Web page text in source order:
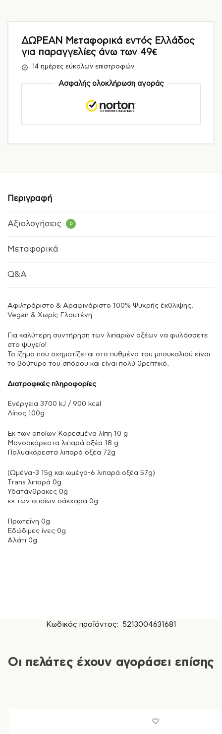
ΔΩΡΕΑΝ Μεταφορικά εντός Ελλάδος
για παραγγελίες άνω των 49€
14 ημέρες εύκολων επιστροφών
Ασφαλής ολοκλήρωση αγοράς
Περιγραφή
Αξιολογήσεις 0
Μεταφορικά
Q&A
Αφιλτράριστο & Aραφινάριστο 100% Ψυχρής έκθλιψης,
Vegan & Χωρίς Γλουτένη
Για καλύτερη συντήρηση των λιπαρών οξέων να φυλάσσετε
στο ψυγείο!
Το ίζημα που σχηματίζεται στο πυθμένα του μπουκαλιού είναι
το βούτυρο του σπόρου και είναι πολύ θρεπτικό.
Διατροφικές πληροφορίες
Ενέργεια 3700 kJ / 900 kcal
Λίπος 100g
Εκ των οποίων Κορεσμένα λίπη 10 g
Μονοακόρεστα λιπαρά οξέα 18 g
Πολυακόρεστα λιπαρά οξέα 72g
(Ωμέγα-3 15g και ωμέγα-6 λιπαρά οξέα 57g)
Τrans λιπαρά 0g
Υδατάνθρακες 0g
εκ των οποίων σάκχαρα 0g
Πρωτεΐνη 0g
Εδώδιμες ίνες 0g
Αλάτι 0g
Κωδικός προϊόντος: 5213004631681
Οι πελάτες έχουν αγοράσει επίσης